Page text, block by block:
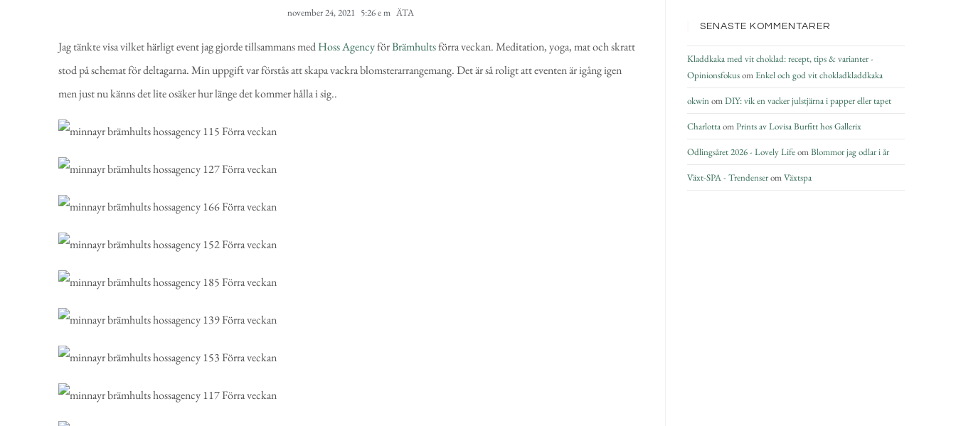
november 24, 2021 5:26 e m ÄTA
Jag tänkte visa vilket härligt event jag gjorde tillsammans medHoss AgencyförBrämhultsförra veckan. Meditation, yoga, mat och skratt
stod på schemat för deltagarna. Min uppgift var förstås att skapa vackra blomsterarrangemang. Det är så roligt att eventen är igång igen
men just nu känns det lite osäker hur länge det kommer hålla i sig..
SENASTE KOMMENTARER
Kladdkaka med vit choklad: recept, tips & varianter -
OpinionsfokusomEnkel och god vit chokladkladdkaka
okwinomDIY: vik en vacker julstjärna i papper eller tapet
CharlottaomPrints av Lovisa Burfitt hos Gallerix
Odlingsåret 2026 - Lovely LifeomBlommor jag odlar i år
Växt-SPA - TrendenseromVäxtspa